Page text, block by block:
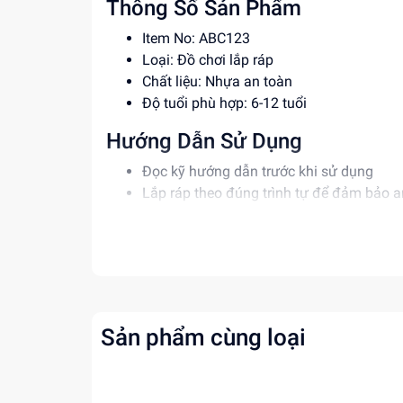
Thông Số Sản Phẩm
Item No: ABC123
Loại: Đồ chơi lắp ráp
Chất liệu: Nhựa an toàn
Độ tuổi phù hợp: 6-12 tuổi
Hướng Dẫn Sử Dụng
Đọc kỹ hướng dẫn trước khi sử dụng
Lắp ráp theo đúng trình tự để đảm bảo
Tăng cường khả năng tập trung và sáng
Sản phẩm cùng loại